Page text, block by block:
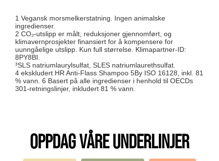
1 Vegansk morsmelkerstatning. Ingen animalske
ingredienser.
2 CO₂-utslipp er målt, reduksjoner gjennomført, og
klimavernprosjekter finansiert for å kompensere for
uunngåelige utslipp. Kun full størrelse. Klimapartner-ID:
8PY8BI.
³SLS natriumlaurylsulfat, SLES natriumlaurethsulfat.
4 ekskludert HR Anti-Flass Shampoo 5By ISO 16128, inkl. 81
% vann. 6 Basert på alle ingredienser i henhold til OECDs
301-retningslinjer, inkludert 81 % vann.
OPPDAG VÅRE UNDERLINJER